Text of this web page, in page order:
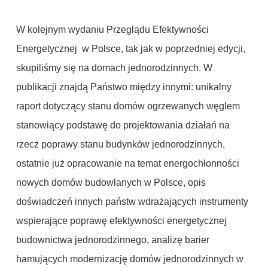
W kolejnym wydaniu Przeglądu Efektywności
Energetycznej w Polsce, tak jak w poprzedniej edycji,
skupiliśmy się na domach jednorodzinnych. W
publikacji znajdą Państwo między innymi: unikalny
raport dotyczący stanu domów ogrzewanych węglem
stanowiący podstawę do projektowania działań na
rzecz poprawy stanu budynków jednorodzinnych,
ostatnie już opracowanie na temat energochłonności
nowych domów budowlanych w Polsce, opis
doświadczeń innych państw wdrażających instrumenty
wspierające poprawę efektywności energetycznej
budownictwa jednorodzinnego, analizę barier
hamujących modernizację domów jednorodzinnych w